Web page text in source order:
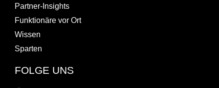
Partner-Insights
Funktionäre vor Ort
Wissen
Sparten
FOLGE UNS